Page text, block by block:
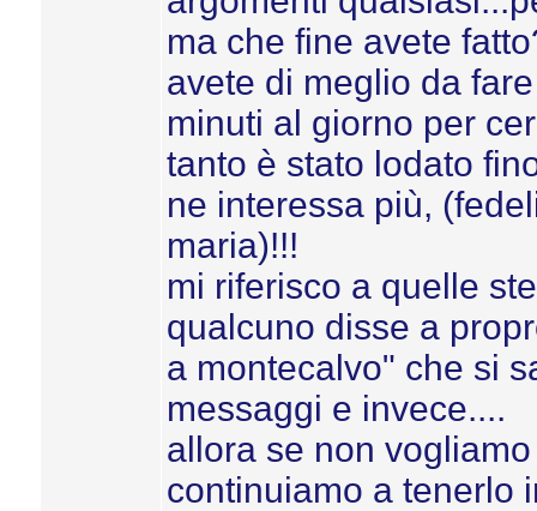
ma che fine avete
avete di meglio da
minuti al giorno per
tanto è stato lodato
ne interessa più,
maria)!!!
mi riferisco a quelle
qualcuno disse a
a montecalvo" che si
messaggi e invece....
allora se non
continuiamo a tenerlo